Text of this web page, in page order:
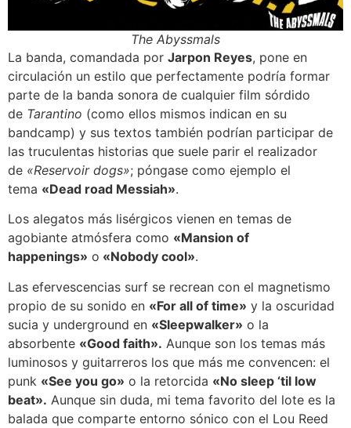
The Abyssmals
La banda, comandada por Jarpon Reyes, pone en
circulación un estilo que perfectamente podría formar
parte de la banda sonora de cualquier film sórdido
de Tarantino (como ellos mismos indican en su
bandcamp) y sus textos también podrían participar de
las truculentas historias que suele parir el realizador
de «Reservoir dogs»; póngase como ejemplo el
tema «Dead road Messiah».
Los alegatos más lisérgicos vienen en temas de
agobiante atmósfera como «Mansion of
happenings» o «Nobody cool».
Las efervescencias surf se recrean con el magnetismo
propio de su sonido en «For all of time» y la oscuridad
sucia y underground en «Sleepwalker» o la
absorbente «Good faith». Aunque son los temas más
luminosos y guitarreros los que más me convencen: el
punk «See you go» o la retorcida «No sleep ‘til low
beat». Aunque sin duda, mi tema favorito del lote es la
balada que comparte entorno sónico con el Lou Reed